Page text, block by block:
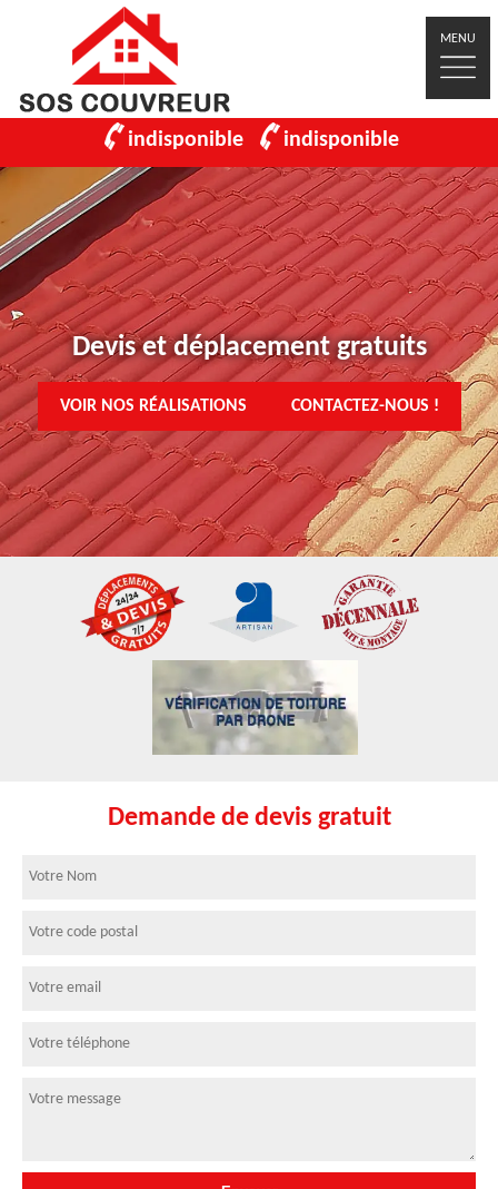
MENU
indisponible indisponible
Devis et déplacement gratuits
VOIR NOS RÉALISATIONS CONTACTEZ-NOUS !
Demande de devis gratuit